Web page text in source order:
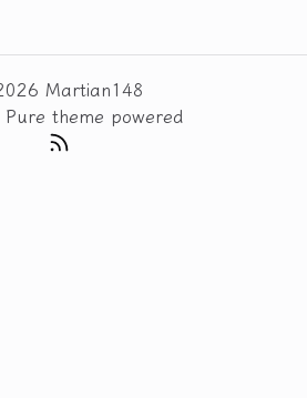
Martian148
Pure theme powered
RSS